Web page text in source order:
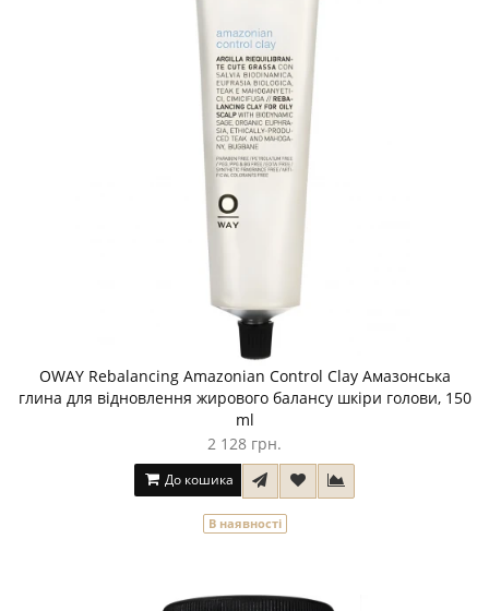
OWAY Rebalancing Amazonian Control Clay Амазонська
глина для відновлення жирового балансу шкіри голови, 150
ml
2 128 грн.
До кошика
В наявності